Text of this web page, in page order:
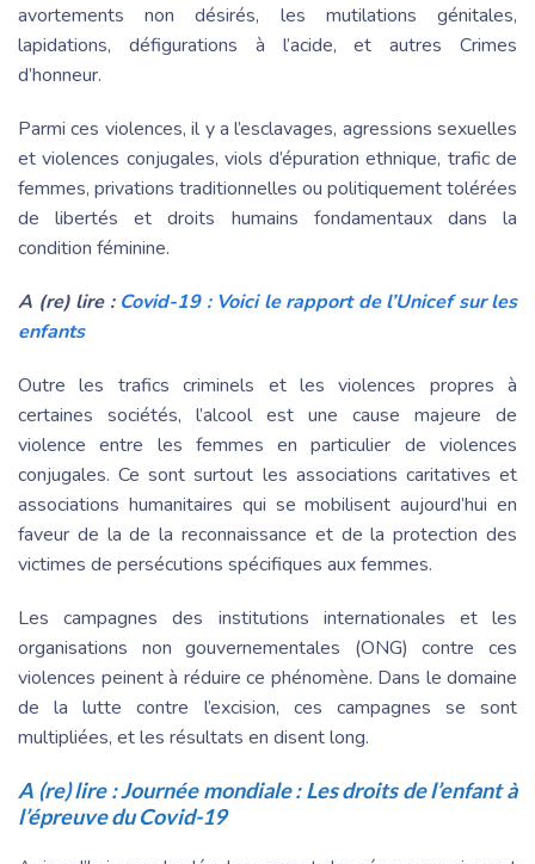
avortements non désirés, les mutilations génitales,
lapidations, défigurations à l’acide, et autres Crimes
d’honneur.
Parmi ces violences, il y a l’esclavages, agressions sexuelles
et violences conjugales, viols d’épuration ethnique, trafic de
femmes, privations traditionnelles ou politiquement tolérées
de libertés et droits humains fondamentaux dans la
condition féminine.
A (re) lire : Covid-19 : Voici le rapport de l’Unicef sur les
enfants
Outre les trafics criminels et les violences propres à
certaines sociétés, l’alcool est une cause majeure de
violence entre les femmes en particulier de violences
conjugales. Ce sont surtout les associations caritatives et
associations humanitaires qui se mobilisent aujourd’hui en
faveur de la de la reconnaissance et de la protection des
victimes de persécutions spécifiques aux femmes.
Les campagnes des institutions internationales et les
organisations non gouvernementales (ONG) contre ces
violences peinent à réduire ce phénomène. Dans le domaine
de la lutte contre l’excision, ces campagnes se sont
multipliées, et les résultats en disent long.
A (re) lire :Journée mondiale : Les droits de l’enfant à
l’épreuve du Covid-19